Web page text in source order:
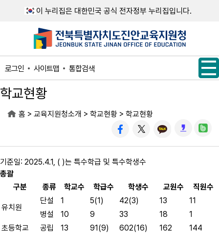
이 누리집은 대한민국 공식 전자정부 누리집입니다.
로그인 사이트맵 통합검색
학교현황
홈 > 교육지원청소개 > 학교현황 > 학교현황
기준일: 2025.4.1, ( )는 특수학급 및 특수학생수
총괄
구분
종류 학교수 학급수 학생수 교원수 직원수
유치원
단설 1 5(1) 42(3) 13
11
병설
10 9 33 18
1
초등학교
공립 13 91(9) 602(16) 162
144